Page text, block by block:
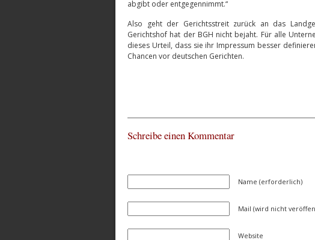
abgibt oder entgegennimmt.“
Also geht der Gerichtsstreit zurück an das
Gerichtshof hat der BGH nicht bejaht. Für alle
dieses Urteil, dass sie ihr Impressum besser
Chancen vor deutschen Gerichten.
Schreibe einen Kommentar
Name (erforderlich)
Mail (wird nicht
Website